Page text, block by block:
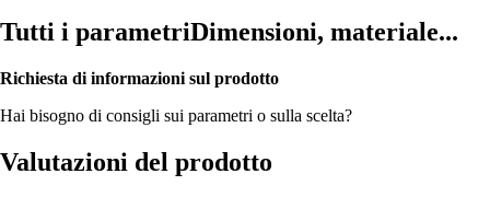
Tutti i parametriDimensioni, materiale...
Richiesta di informazioni sul prodotto
Hai bisogno di consigli sui parametri o sulla scelta?
Valutazioni del prodotto